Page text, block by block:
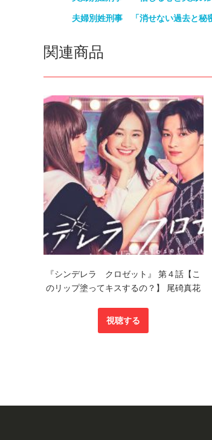
夫婦別姓刑事 「消せない過去と
関連商品
『シンデレラ クロゼット』 第４話【こ
のリップ塗ってキスするの？】 尾碕真花
視聴する